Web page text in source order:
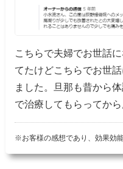
こちらで夫婦でお世話
てたけどこちらでお世
ました。旦那も昔から
で治療してもらってか
※お客様の感想であり、効果効